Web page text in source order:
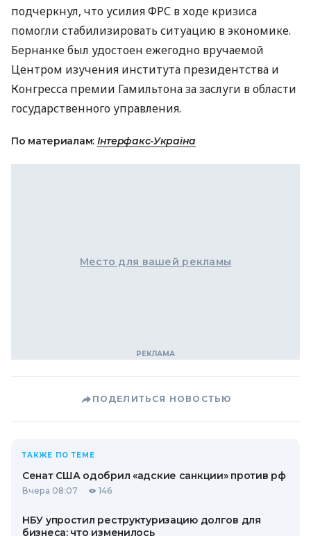
подчеркнул, что усилия ФРС в ходе кризиса
помогли стабилизировать ситуацию в экономике.
Бернанке был удостоен ежегодно вручаемой
Центром изучения института президентства и
Конгресса премии Гамильтона за заслуги в области
государственного управления.
По материалам: Інтерфакс-Україна
Место для вашей рекламы
ПОДЕЛИТЬСЯ НОВОСТЬЮ
ТАКЖЕ ПО ТЕМЕ
Сенат США одобрил «адские санкции» против рф
Вчера 08:07 146
НБУ упростил реструктуризацию долгов для
бизнеса: что изменилось